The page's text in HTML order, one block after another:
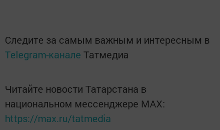
Следите за самым важным и интересным в
Telegram-канале Татмедиа
Читайте новости Татарстана в
национальном мессенджере MАХ:
https://max.ru/tatmedia